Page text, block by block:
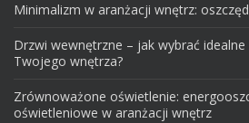
Minimalizm w aranżacji wnętrz:
Drzwi wewnętrzne – jak wybrać
Twojego wnętrza?
Zrównoważone oświetlenie:
oświetleniowe w aranżacji wnętrz